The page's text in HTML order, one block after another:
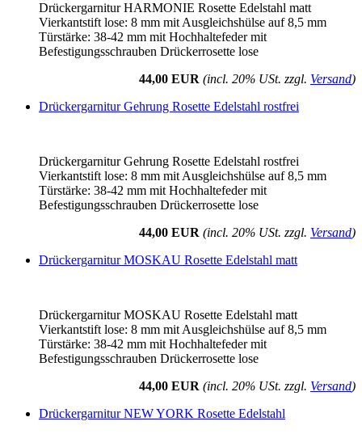
Drückergarnitur HARMONIE Rosette Edelstahl matt
Vierkantstift lose: 8 mm mit Ausgleichshülse auf 8,5 mm
Türstärke: 38-42 mm mit Hochhaltefeder mit
Befestigungsschrauben Drückerrosette lose
44,00 EUR (incl. 20% USt. zzgl. Versand)
Drückergarnitur Gehrung Rosette Edelstahl rostfrei
Drückergarnitur Gehrung Rosette Edelstahl rostfrei
Vierkantstift lose: 8 mm mit Ausgleichshülse auf 8,5 mm
Türstärke: 38-42 mm mit Hochhaltefeder mit
Befestigungsschrauben Drückerrosette lose
44,00 EUR (incl. 20% USt. zzgl. Versand)
Drückergarnitur MOSKAU Rosette Edelstahl matt
Drückergarnitur MOSKAU Rosette Edelstahl matt
Vierkantstift lose: 8 mm mit Ausgleichshülse auf 8,5 mm
Türstärke: 38-42 mm mit Hochhaltefeder mit
Befestigungsschrauben Drückerrosette lose
44,00 EUR (incl. 20% USt. zzgl. Versand)
Drückergarnitur NEW YORK Rosette Edelstahl